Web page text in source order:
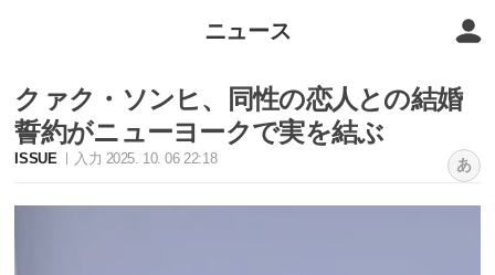
ニュース
クァク・ソンヒ、同性の恋人との結婚
誓約がニューヨークで実を結ぶ
ISSUE 入力 2025. 10. 06 22:18 あ